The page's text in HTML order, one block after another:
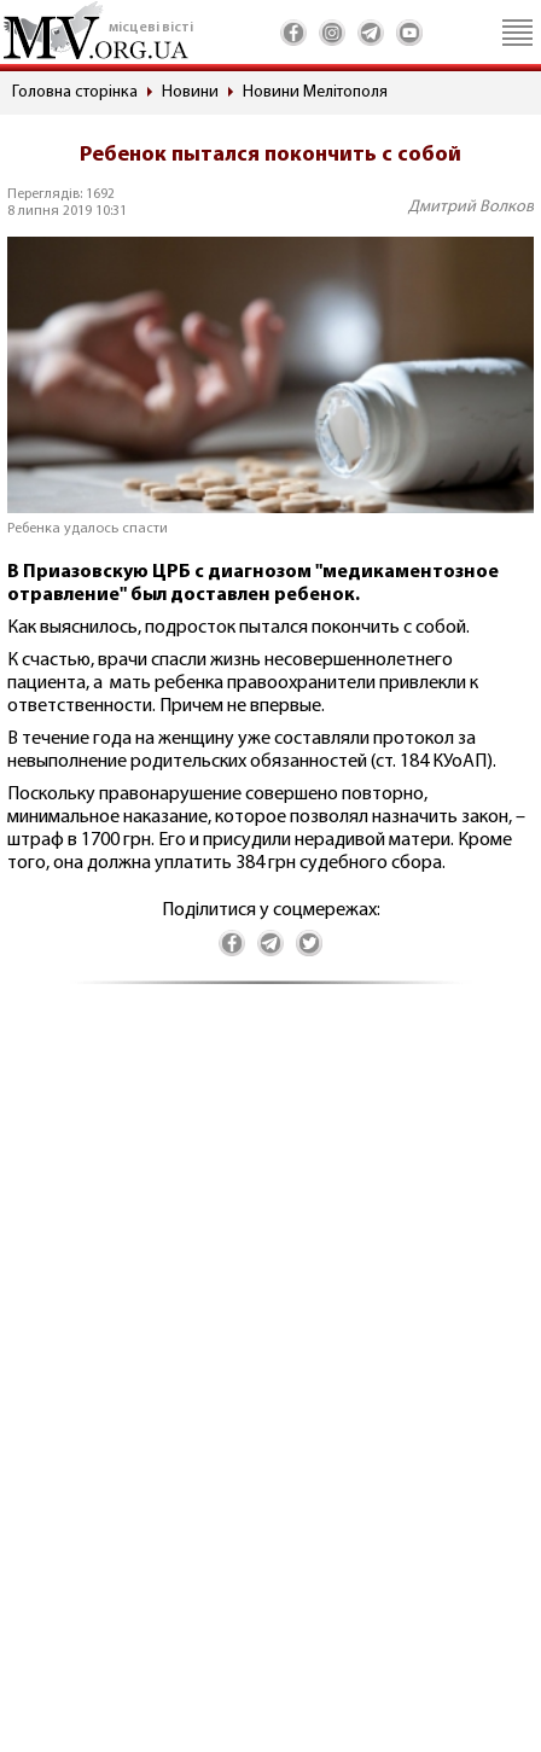
місцеві вісті
Головна сторінка Новини Новини Мелітополя
Ребенок пытался покончить с собой
Переглядів: 1692
8 липня 2019 10:31
Дмитрий Волков
Ребенка удалось спасти
В Приазовскую ЦРБ с диагнозом "медикаментозное
отравление" был доставлен ребенок.
Как выяснилось, подросток пытался покончить с собой.
К счастью, врачи спасли жизнь несовершеннолетнего
пациента, а мать ребенка правоохранители привлекли к
ответственности. Причем не впервые.
В течение года на женщину уже составляли протокол за
невыполнение родительских обязанностей (ст. 184 КУоАП).
Поскольку правонарушение совершено повторно,
минимальное наказание, которое позволял назначить закон, –
штраф в 1700 грн. Его и присудили нерадивой матери. Кроме
того, она должна уплатить 384 грн судебного сбора.
Поділитися у соцмережах: